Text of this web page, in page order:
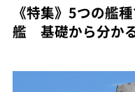
《特集》5つの艦
艦 基礎から分か